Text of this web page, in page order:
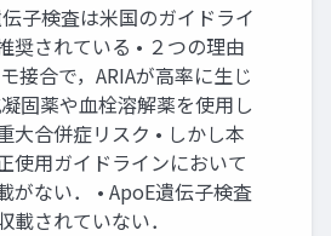
子検査は米国のガイドライ
奨されている • ２つの理由
接合で，ARIAが高率に生じ
固薬や血栓溶解薬を使用し
大合併症リスク • しかし本
使用ガイドラインにおいて
がない． • ApoE遺伝子検査
載されていない．